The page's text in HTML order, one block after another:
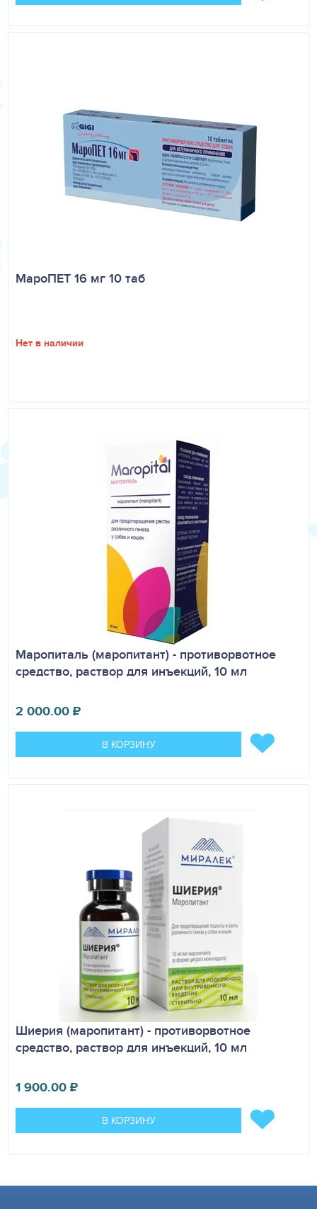
МароПЕТ 16 мг 10 таб
Нет в наличии
Маропиталь (маропитант) - противорвотное
средство, раствор для инъекций, 10 мл
2 000.00₽
В КОРЗИНУ
Шиерия (маропитант) - противорвотное
средство, раствор для инъекций, 10 мл
1 900.00₽
В КОРЗИНУ